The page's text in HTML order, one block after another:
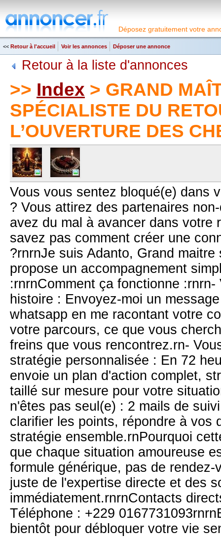
Déposez gratuitement votre
<< Retour à l'accueil Voir les annonces Déposer une annonce
Retour à la liste d'annonces
>> Index > GRAND
SPÉCIALISTE DU
L’OUVERTURE DES
Vous vous sentez bloqué(e) dans
? Vous attirez des partenaires
avez du mal à avancer dans votre
savez pas comment créer une
?rnrnJe suis Adanto, Grand
propose un accompagnement
:rnrnComment ça fonctionne
histoire : Envoyez-moi un
whatsapp en me racontant votre
votre parcours, ce que vous
freins que vous rencontrez.rn-
stratégie personnalisée : En 72
envoie un plan d'action complet,
taillé sur mesure pour votre
n'êtes pas seul(e) : 2 mails de
clarifier les points, répondre à vos
stratégie ensemble.rnPourquoi
que chaque situation amoureuse
formule générique, pas de rendez-
juste de l'expertise directe et des
immédiatement.rnrnContacts
Téléphone : +229
bientôt pour débloquer votre vie